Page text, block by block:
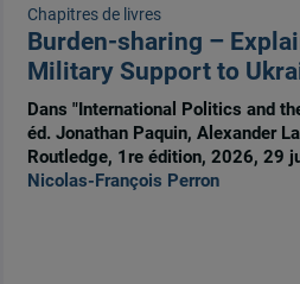
Chapitres de livres
Burden-sharing –
Military Support to
Dans "International Politics and
éd. Jonathan Paquin, Alexander
Routledge, 1re édition, 2026, 29
Nicolas-François Perron